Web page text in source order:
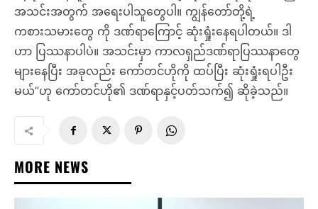
အသင်းအတွက် အရေးပါသူတွေပါ။ ကျွန်တော်တို့ရဲ့
ကစားသမားတွေ ကို ဒဏ်ရာကြောင့် ဆုံးရှုံးနေရပါတယ်။ ဒါ
ဟာ ပြဿနာပါပဲ။ အသင်းမှာ ကာလရှည်ဒဏ်ရာပြဿနာတွေ
များနေပြီး အခုလည်း ကော်တင်ဟိုကို ထပ်ပြီး ဆုံးရှုံးရပါဦး
မယ်”ဟု ကော်တင်ဟို၏ ဒဏ်ရာနှင့်ပတ်သက်၍ ဆိုခဲ့သည်။
MORE NEWS